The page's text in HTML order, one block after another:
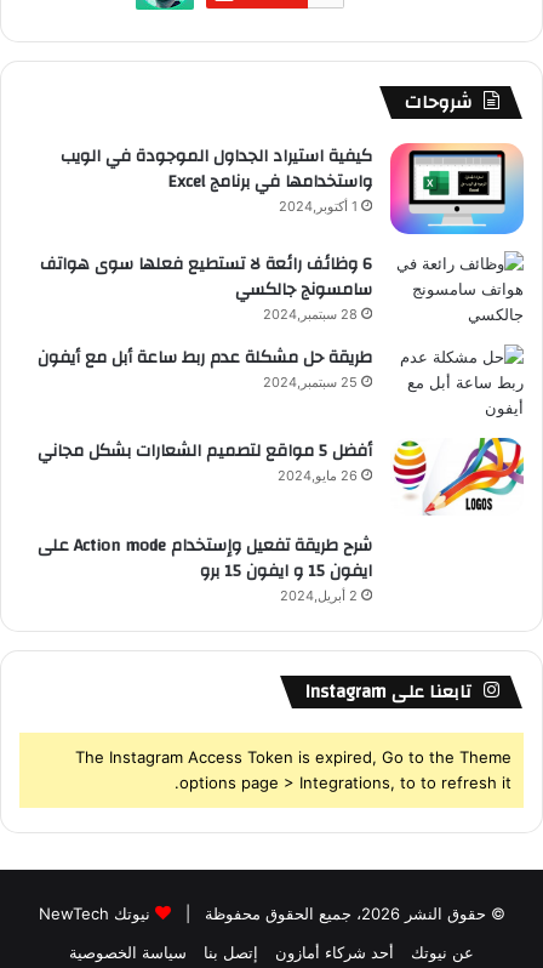
ك
u
e
ر
م
ش
ت
ا
ل
و
شروحات
كيفية استيراد الجداول الموجودة في الويب
واستخدامها في برنامج Excel
1 أكتوبر,2024
6 وظائف رائعة لا تستطيع فعلها سوى هواتف
سامسونج جالكسي
28 سبتمبر,2024
طريقة حل مشكلة عدم ربط ساعة أبل مع أيفون
25 سبتمبر,2024
أفضل 5 مواقع لتصميم الشعارات بشكل مجاني
26 مايو,2024
شرح طريقة تفعيل وإستخدام Action mode على
ايفون 15 و ايفون 15 برو
2 أبريل,2024
تابعنا على Instagram
The Instagram Access Token is expired, Go to the Theme
options page > Integrations, to to refresh it.
© حقوق النشر 2026، جميع الحقوق محفوظة |
نيوتك NewTech
عن نيوتك
أحد شركاء أمازون إتصل بنا سياسة الخصوصية